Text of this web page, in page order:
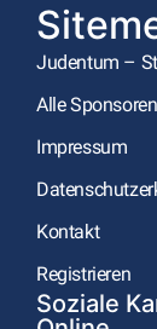
Judentum –
Alle Sponsoren
Impressum
Kontakt
Registrieren
Soziale